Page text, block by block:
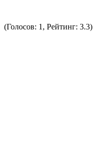
(Голосов: 1, Рейтинг: 3.3)